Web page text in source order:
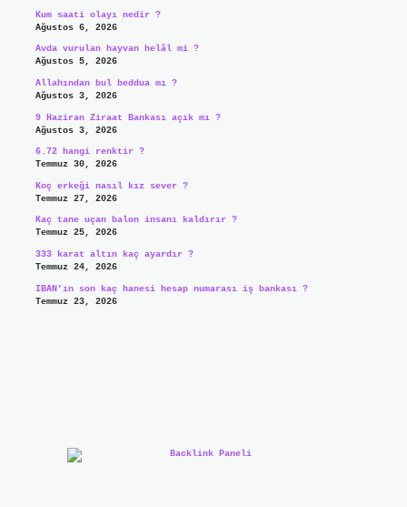
Kum saati olayı nedir ?
Ağustos 6, 2026
Avda vurulan hayvan helâl mi ?
Ağustos 5, 2026
Allahından bul beddua mı ?
Ağustos 3, 2026
9 Haziran Ziraat Bankası açık mı ?
Ağustos 3, 2026
6.72 hangi renktir ?
Temmuz 30, 2026
Koç erkeği nasıl kız sever ?
Temmuz 27, 2026
Kaç tane uçan balon insanı kaldırır ?
Temmuz 25, 2026
333 karat altın kaç ayardır ?
Temmuz 24, 2026
IBAN’ın son kaç hanesi hesap numarası iş bankası ?
Temmuz 23, 2026